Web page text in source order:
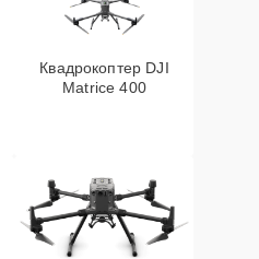
Квадрокоптер DJI
Matrice 400